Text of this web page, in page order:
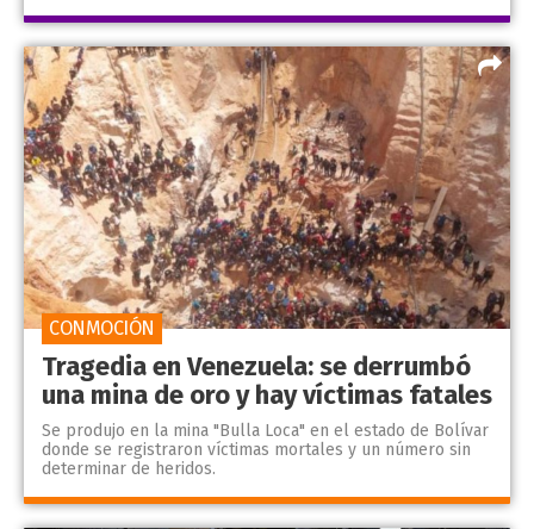
Tragedia en Venezuela: se derrumbó
una mina de oro y hay víctimas fatales
Se produjo en la mina "Bulla Loca" en el estado de Bolívar
donde se registraron víctimas mortales y un número sin
determinar de heridos.
CONMOCIÓN